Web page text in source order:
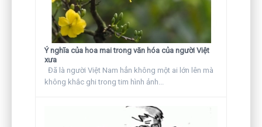
Ý nghĩa của hoa mai trong văn hóa của người Việt
xưa
Đã là người Việt Nam hẳn không một ai lớn lên mà
không khắc ghi trong tim hình ảnh...